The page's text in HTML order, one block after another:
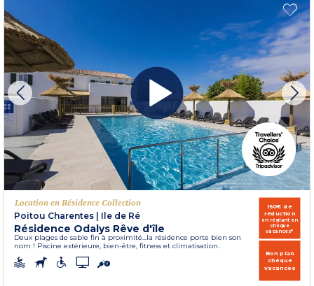
Location en Résidence Collection
Poitou Charentes
Ile de Ré
Résidence Odalys Rêve d'île
Deux plages de sable fin à proximité...la résidence porte bien son
nom ! Piscine extérieure, bien-être, fitness et climatisation.
150€ de
réduction
en réglant en
chèque
vacances*
Bon plan
chèque
vacances